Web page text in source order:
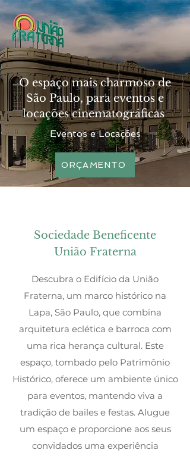
O espaço mais charmoso de
São Paulo, para eventos e
locações cinematográficas
Eventos e Locações
ORÇAMENTO
Sociedade Beneficente
União Fraterna
Descubra o Edifício da União
Fraterna, um marco histórico na
Lapa, São Paulo, que combina
arquitetura eclética e barroca com
uma rica herança cultural. Este
espaço, tombado pelo Patrimônio
Histórico, oferece um ambiente único
para eventos, mantendo viva a
tradição de bailes e festas. Alugue
um espaço e proporcione aos seus
convidados uma experiência